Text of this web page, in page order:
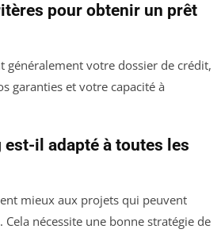
pour obtenir un prêt
généralement votre dossier de crédit,
garanties et votre capacité à
il adapté à toutes les
mieux aux projets qui peuvent
nécessite une bonne stratégie de